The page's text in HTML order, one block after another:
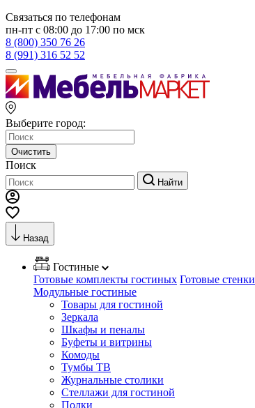
Связаться по телефонам
пн-пт с 08:00 до 17:00 по мск
8 (800) 350 76 26
8 (991) 316 52 52
Выберите город:
Очистить
Поиск
Найти
Назад
Гостиные
Готовые комплекты гостиных Готовые стенки
Модульные гостиные
Товары для гостиной
Зеркала
Шкафы и пеналы
Буфеты и витрины
Комоды
Тумбы ТВ
Журнальные столики
Стеллажи для гостиной
Полки